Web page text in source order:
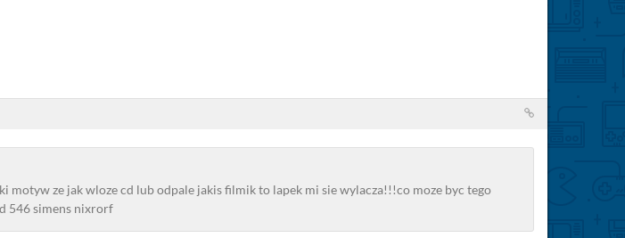
ze jak wloze cd lub odpale jakis filmik to lapek mi sie wylacza!!!co moze byc tego
546 simens nixrorf